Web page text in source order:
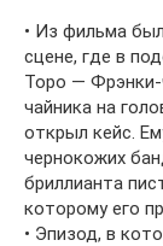
• Из фильма
сцене, где в
Торо — Фрэнки-
чайника на
открыл кейс.
чернокожих
бриллианта
которому его
• Эпизод, в